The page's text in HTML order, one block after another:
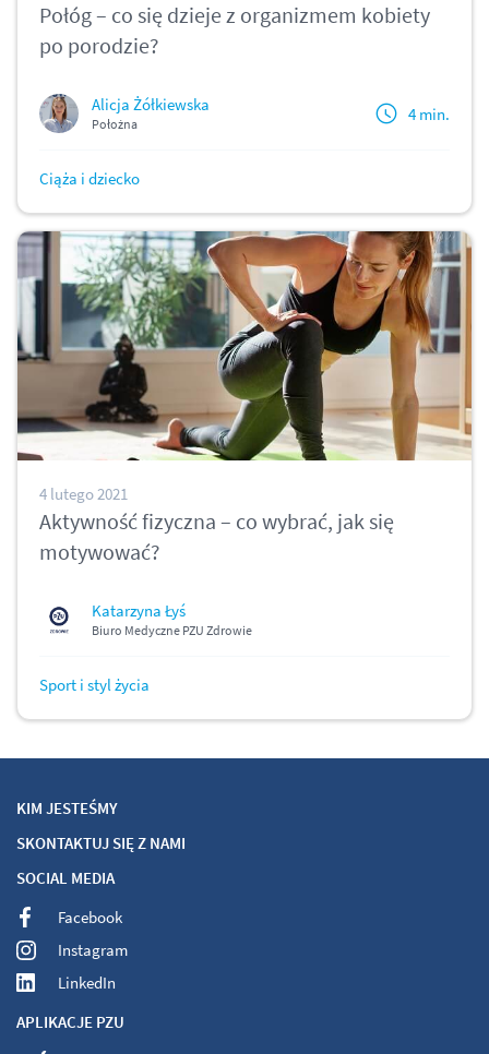
Połóg – co się dzieje z organizmem kobiety
po porodzie?
Alicja Żółkiewska
Położna 4 min.
Ciąża i dziecko
4 lutego 2021
Aktywność fizyczna – co wybrać, jak się
motywować?
Katarzyna Łyś
Biuro Medyczne PZU Zdrowie
Sport i styl życia
KIM JESTEŚMY
SKONTAKTUJ SIĘ Z NAMI
SOCIAL MEDIA
Facebook
Instagram
LinkedIn
APLIKACJE PZU